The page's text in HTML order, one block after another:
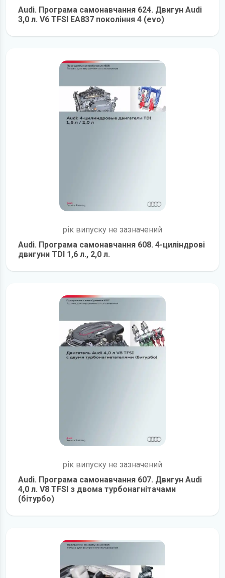
Audi. Програма самонавчання 624. Двигун Audi
3,0 л. V6 TFSI EA837 покоління 4 (evo)
рік випуску не зазначений
Audi. Програма самонавчання 608. 4-циліндрові
двигуни TDI 1,6 л., 2,0 л.
рік випуску не зазначений
Audi. Програма самонавчання 607. Двигун Audi
4,0 л. V8 TFSI з двома турбонагнітачами
(бітурбо)